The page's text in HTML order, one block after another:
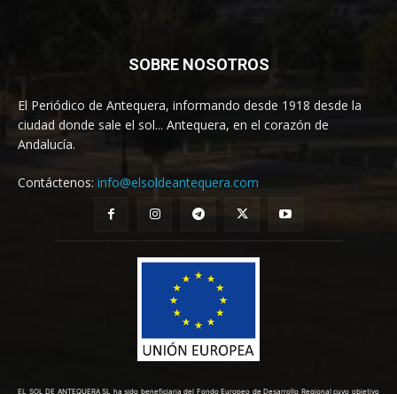
SOBRE NOSOTROS
El Periódico de Antequera, informando desde 1918 desde la
ciudad donde sale el sol... Antequera, en el corazón de
Andalucía.
Contáctenos: info@elsoldeantequera.com
EL SOL DE ANTEQUERA SL ha sido beneficiaria del Fondo Europeo de Desarrollo Regional cuyo objetivo